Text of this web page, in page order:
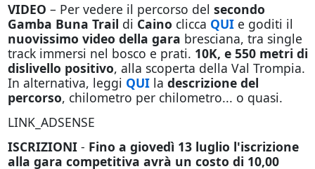
VIDEO – Per vedere il percorso del secondo
Gamba Buna Trail di Caino clicca QUIe goditi il
nuovissimo video della gara bresciana, tra single
track immersi nel bosco e prati. 10K, e 550 metri di
dislivello positivo, alla scoperta della Val Trompia.
In alternativa, leggi QUIla descrizione del
percorso, chilometro per chilometro... o quasi.
LINK_ADSENSE
ISCRIZIONI- Fino a giovedì 13 luglio l'iscrizione
alla gara competitiva avrà un costo di 10,00